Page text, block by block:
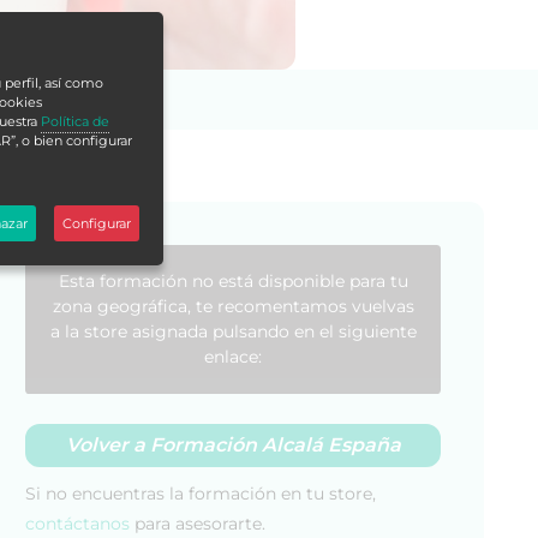
Esta formación no está disponible para tu
zona geográfica, te recomentamos vuelvas
a la store asignada pulsando en el siguiente
enlace:
Volver a Formación Alcalá España
Si no encuentras la formación en tu store,
contáctanos para asesorarte.
perfil, así como
Política de
o bien configurar
Configurar